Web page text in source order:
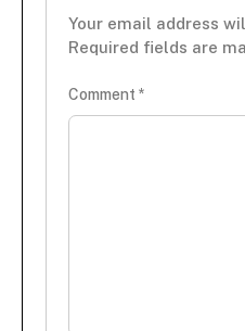
Your email address
Required fields are
Comment *